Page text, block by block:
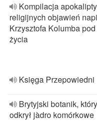
Kompilacja
religijnych objawień
Krzysztofa Kolumba
życia
Księga Przepowiedni
Brytyjski botanik,
odkrył jàdro komórkowe